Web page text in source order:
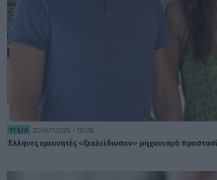
ΥΓΕΊΑ 20/07/2026 - 19:08
Έλληνες ερευνητές «ξεκλείδωσαν» μηχανισμό